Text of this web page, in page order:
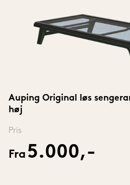
Auping Original løs
høj
Pris
Fra 5.000,-